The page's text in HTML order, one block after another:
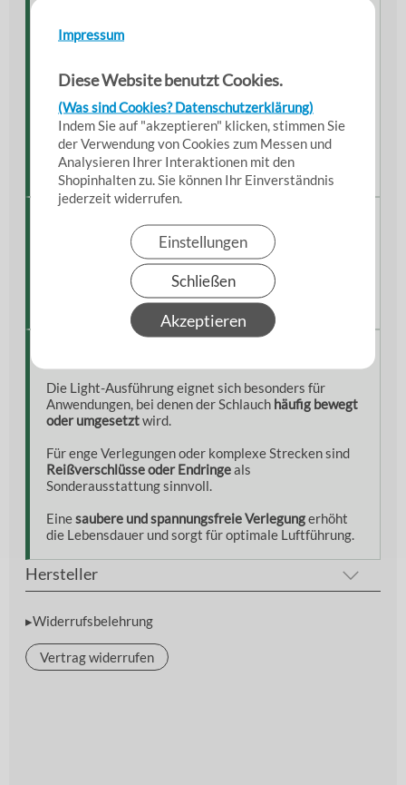
Impressum
Diese Website benutzt Cookies.
(Was sind Cookies? Datenschutzerklärung)
Indem Sie auf "akzeptieren" klicken, stimmen Sie
der Verwendung von Cookies zum Messen und
Analysieren Ihrer Interaktionen mit den
Shopinhalten zu. Sie können Ihr Einverständnis
jederzeit widerrufen.
Einstellungen
Schließen
Akzeptieren
Typ
Material
beschichtetes Polyestergewebe
Spirale
Federstahldraht / verzinkt
Temperaturbereich
−50 °C bis +145 °C
Standardlänge
ca. 7,6 m (erweiterbar bis 40 m)
Norm
Öko-Tex Standard 100
Standardausführung
Beidseitig mit Muffen
Einseitig mit Zurrgurt
Außenlaschen im Abstand von ca. 0,5 m
Kennzeichnung mit Größen- und Längenangabe
Die Light-Ausführung eignet sich besonders für
Anwendungen, bei denen der Schlauch häufig bewegt
oder umgesetztwird.
Für enge Verlegungen oder komplexe Strecken sind
Reißverschlüsse oder Endringeals
Sonderausstattung sinnvoll.
Einesaubere und spannungsfreie Verlegungerhöht
die Lebensdauer und sorgt für optimale Luftführung.
Hersteller
▸Widerrufsbelehrung
Vertrag widerrufen